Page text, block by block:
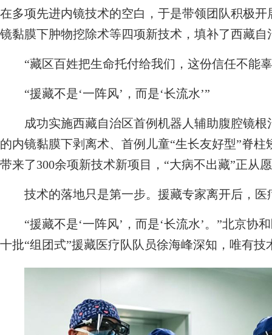
在多项先进内镜技术的空白，于是带领团队积极
镜黏膜下肿物挖除术等四项新技术，填补了西藏
“藏区百姓把生命托付给我们，这份信任不能辜
“援藏不是‘一阵风’，而是‘长流水’”
成功实施西藏自治区首例机器人辅助腹腔镜根
的内镜黏膜下剥离术、首例儿童“生长友好型”脊
带来了300余项新技术新项目，“大病不出藏”正从
技术的落地只是第一步。援藏专家离开后，医
“援藏不是‘一阵风’，而是‘长流水’。”北京协
十批“组团式”援藏医疗队队员徐海峰深知，唯有